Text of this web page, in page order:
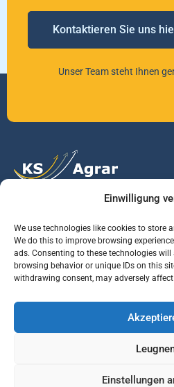
Einwilligung
We use technologies like cookies to store
We do this to improve browsing
ads. Consenting to these technologies
browsing behavior or unique IDs on this
withdrawing consent, may adversely
Einstellungen
Kontaktieren Sie uns
Unser Team steht Ihnen
Vertrauen Sie auf unsere
Services Jobs
Business
Manager (m/w/